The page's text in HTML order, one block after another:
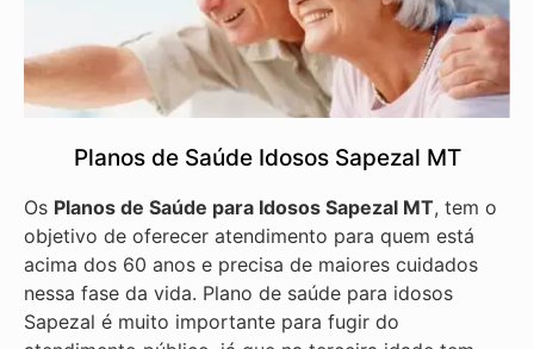
Planos de Saúde Idosos Sapezal MT
Os Planos de Saúde para Idosos Sapezal MT, tem o
objetivo de oferecer atendimento para quem está
acima dos 60 anos e precisa de maiores cuidados
nessa fase da vida. Plano de saúde para idosos
Sapezal é muito importante para fugir do